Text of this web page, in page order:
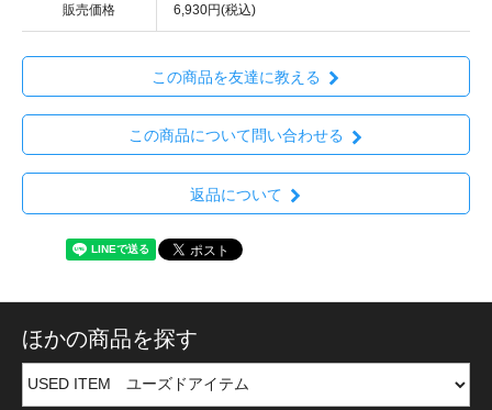
販売価格 6,930円(税込)
この商品を友達に教える
この商品について問い合わせる
返品について
ほかの商品を探す